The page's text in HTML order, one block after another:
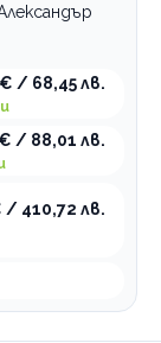
/ 68,45 лв.
/ 88,01 лв.
/ 410,72 лв.